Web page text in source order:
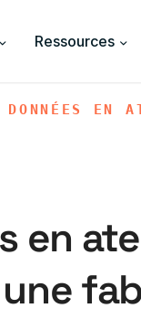
Ressources
EN
en